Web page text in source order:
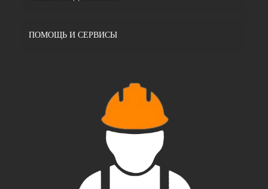
ПОМОЩЬ И СЕРВИСЫ